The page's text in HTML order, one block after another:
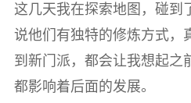
这几天我在探索地图，碰到
说他们有独特的修炼方式，
到新门派，都会让我想起之
都影响着后面的发展。